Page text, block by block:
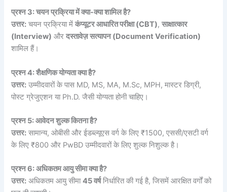
प्रश्न 3: चयन प्रक्रिया में क्या-क्या शामिल है?
उत्तर: चयन प्रक्रिया मेंकंप्यूटर आधारित परीक्षा (CBT),साक्षात्कार
(Interview) औरदस्तावेज़ सत्यापन (Document Verification)
शामिल हैं।
प्रश्न 4: शैक्षणिक योग्यता क्या है?
उत्तर: उम्मीदवारों के पास MD, MS, MA, M.Sc, MPH, मास्टर डिग्री,
पोस्ट ग्रेजुएशन या Ph.D. जैसी योग्यता होनी चाहिए।
प्रश्न 5: आवेदन शुल्क कितना है?
उत्तर: सामान्य, ओबीसी और ईडब्ल्यूएस वर्ग के लिए ₹1500, एससी/एसटी वर्ग
के लिए ₹800 और PwBD उम्मीदवारों के लिए शुल्क निशुल्क है।
प्रश्न 6: अधिकतम आयु सीमा क्या है?
उत्तर: अधिकतम आयु सीमा45 वर्षनिर्धारित की गई है, जिसमें आरक्षित वर्गों को